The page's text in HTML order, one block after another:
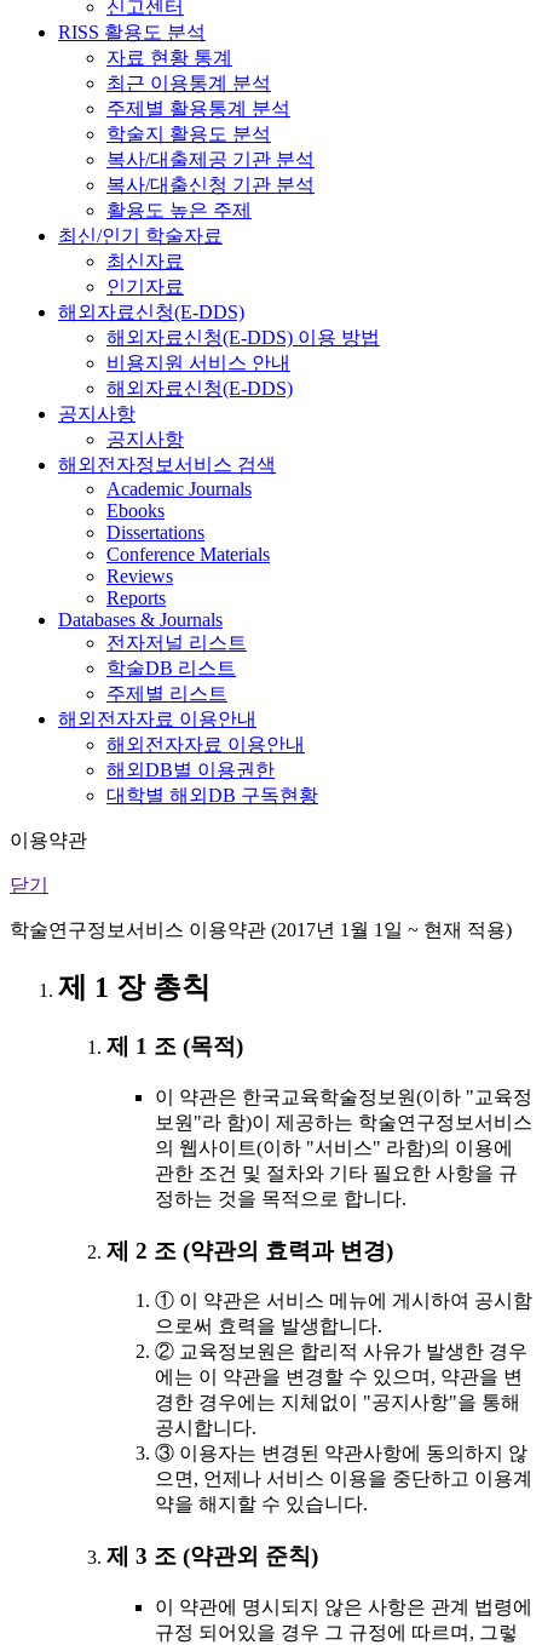
신고센터
RISS 활용도 분석
자료 현황 통계
최근 이용통계 분석
주제별 활용통계 분석
학술지 활용도 분석
복사/대출제공 기관 분석
복사/대출신청 기관 분석
활용도 높은 주제
최신/인기 학술자료
최신자료
인기자료
해외자료신청(E-DDS)
해외자료신청(E-DDS) 이용 방법
비용지원 서비스 안내
해외자료신청(E-DDS)
공지사항
공지사항
해외전자정보서비스 검색
Academic Journals
Ebooks
Dissertations
Conference Materials
Reviews
Reports
Databases & Journals
전자저널 리스트
학술DB 리스트
주제별 리스트
해외전자자료 이용안내
해외전자자료 이용안내
해외DB별 이용권한
대학별 해외DB 구독현황
이용약관
닫기
학술연구정보서비스 이용약관 (2017년 1월 1일 ~ 현재 적용)
제 1 장 총칙
제 1 조 (목적)
이 약관은 한국교육학술정보원(이하 "교육정
보원"라 함)이 제공하는 학술연구정보서비스
의 웹사이트(이하 "서비스" 라함)의 이용에
관한 조건 및 절차와 기타 필요한 사항을 규
정하는 것을 목적으로 합니다.
제 2 조 (약관의 효력과 변경)
① 이 약관은 서비스 메뉴에 게시하여 공시함
으로써 효력을 발생합니다.
② 교육정보원은 합리적 사유가 발생한 경우
에는 이 약관을 변경할 수 있으며, 약관을 변
경한 경우에는 지체없이 "공지사항"을 통해
공시합니다.
③ 이용자는 변경된 약관사항에 동의하지 않
으면, 언제나 서비스 이용을 중단하고 이용계
약을 해지할 수 있습니다.
제 3 조 (약관외 준칙)
이 약관에 명시되지 않은 사항은 관계 법령에
규정 되어있을 경우 그 규정에 따르며, 그렇